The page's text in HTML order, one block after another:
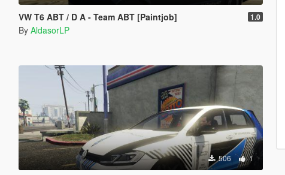
VW T6 ABT / D A - Team ABT [Paintjob] 1.0
By AldasorLP
506 1